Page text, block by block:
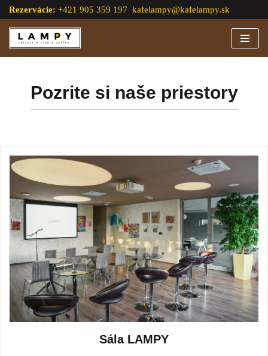
Preskočiť
na
Rezervácie: +421 905 359 197 kafelampy@kafelampy.sk
Pozrite si naše priestory
Sála LAMPY